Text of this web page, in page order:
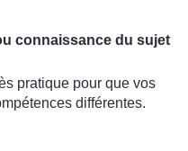
connaissance du sujet
pratique pour que vos
différentes.